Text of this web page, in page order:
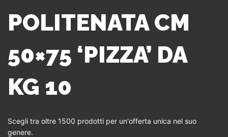
POLITENATA CM
50×75 ‘PIZZA’ DA
KG 10
Scegli tra oltre 1500 prodotti per un'offerta unica nel suo
genere.